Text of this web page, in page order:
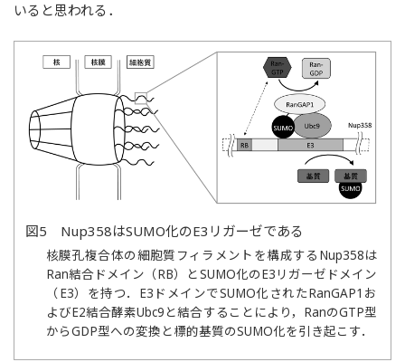
いると思われる．
図5 Nup358はSUMO化のE3リガーゼである
核膜孔複合体の細胞質フィラメントを構成するNup358は
Ran結合ドメイン（RB）とSUMO化のE3リガーゼドメイン
（E3）を持つ．E3ドメインでSUMO化されたRanGAP1お
よびE2結合酵素Ubc9と結合することにより，RanのGTP型
からGDP型への変換と標的基質のSUMO化を引き起こす．